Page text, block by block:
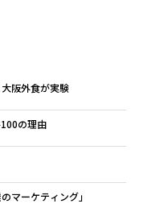
阪外食が実験
の理由
マーケティング」